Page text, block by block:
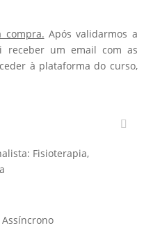
compra. Após validarmos a
receber um email com as
à plataforma do curso,
Fisioterapia,